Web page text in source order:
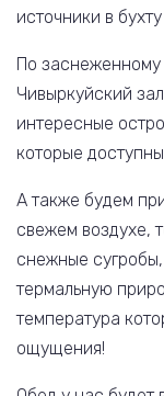
источники в
По
Чивыркуйский
интересные
которые
А также будем
свежем воздухе,
снежные
термальную
температура
ощущения!